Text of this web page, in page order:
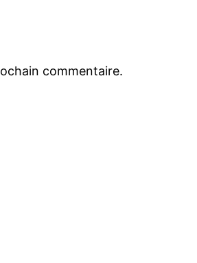
commentaire.